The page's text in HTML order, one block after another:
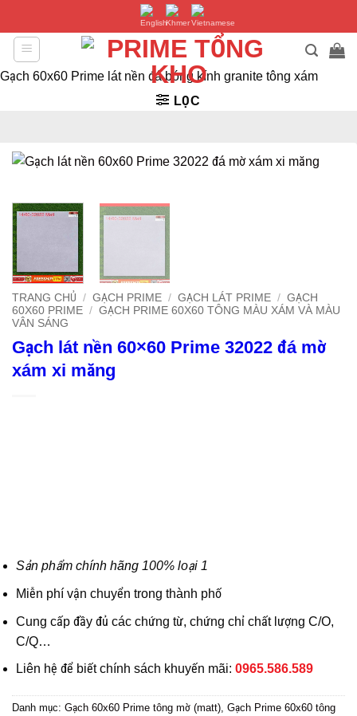
dung
Gạch 60x60 Prime lát nền đá bóng kính granite tông xám
LỌC
TRANG CHỦ / GẠCH PRIME / GẠCH LÁT PRIME / GẠCH
60X60 PRIME / GẠCH PRIME 60X60 TÔNG MÀU XÁM VÀ MÀU
VÂN SÁNG
Gạch lát nền 60×60 Prime 32022 đá mờ
xám xi măng
Sản phẩm chính hãng 100% loại 1
Miễn phí vận chuyển trong thành phố
Cung cấp đầy đủ các chứng từ, chứng chỉ chất lượng C/O,
C/Q…
Liên hệ để biết chính sách khuyến mãi: 0965.586.589
Danh mục: Gạch 60x60 Prime tông mờ (matt) Gạch Prime 60x60 tông